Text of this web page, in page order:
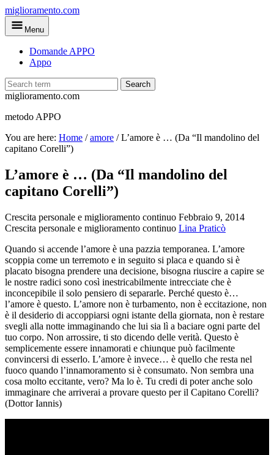
Skip
to
main
miglioramento.com
Menu
Domande APPO
Appo
Search
miglioramento.com
metodo APPO
You are here: Home /amore /L’amore è … (Da “Il mandolino del
capitano Corelli”)
L’amore è … (Da “Il mandolino del
capitano Corelli”)
Crescita personale e miglioramento continuo Febbraio 9, 2014
Crescita personale e miglioramento continuo Lina Praticò
Quando si accende l’amore è una pazzia temporanea. L’amore
scoppia come un terremoto e in seguito si placa e quando si è
placato bisogna prendere una decisione, bisogna riuscire a capire se
le nostre radici sono così inestricabilmente intrecciate che è
inconcepibile il solo pensiero di separarle. Perché questo è…
l’amore è questo. L’amore non è turbamento, non è eccitazione, non
è il desiderio di accoppiarsi ogni istante della giornata, non è restare
svegli alla notte immaginando che lui sia lì a baciare ogni parte del
tuo corpo. Non arrossire, ti sto dicendo delle verità. Questo è
semplicemente essere innamorati e chiunque può facilmente
convincersi di esserlo. L’amore è invece… è quello che resta nel
fuoco quando l’innamoramento si è consumato. Non sembra una
cosa molto eccitante, vero? Ma lo è. Tu credi di poter anche solo
immaginare che arriverai a provare questo per il Capitano Corelli?
(Dottor Iannis)